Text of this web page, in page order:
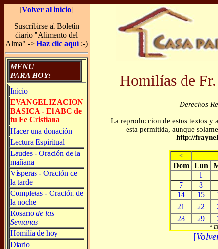
[Volver al inicio]
Suscribirse al Boletín
diario "Alimento del
Alma" ->Haz clic aquí:-)
MENU
PARA HOY:
Inicio
EVANGELIZACION
BASICA - El ABC de
tu Fe Cristiana
Hacer una donación
Lectura Espiritual
Laudes - Oración de la
mañana
Vísperas - Oración de
la tarde
Completas - Oración de
la noche
Rosario de las
Semanas
Homilía de hoy
Diario
Homilías de
Derechos
La reproduccion de estos textos y
esta permitida, aunque
http://
<
Dom Lun
1
7
8
14
15
21
22
28
29
*
[